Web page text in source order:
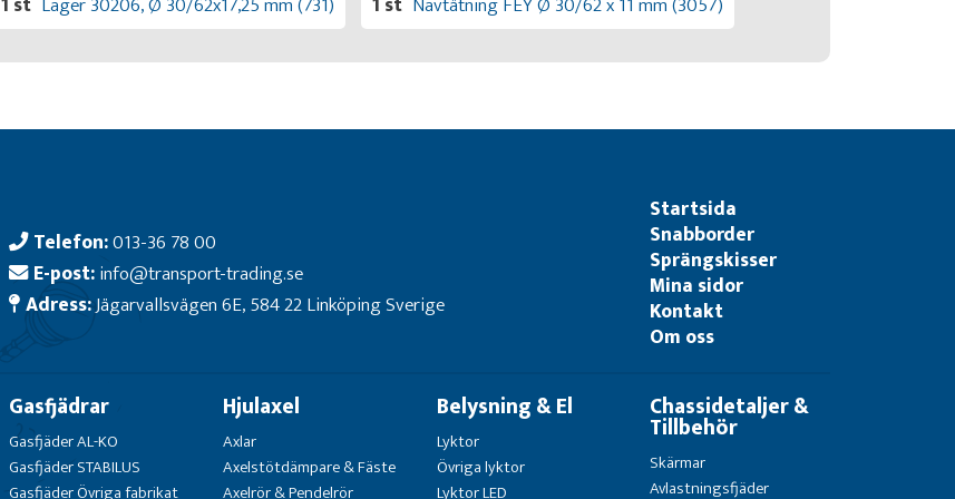
Telefon:013-36 78 00
E-post:info@transport-trading.se
Adress:Jägarvallsvägen 6E, 584 22 Linköping Sverige
Startsida
Snabborder
Sprängskisser
Mina sidor
Kontakt
Om oss
Gasfjädrar
Gasfjäder AL-KO
Gasfjäder STABILUS
Gasfjäder Övriga fabrikat
Hjulaxel
Axlar
Axelstötdämpare & Fäste
Axelrör & Pendelrör
Belysning & El
Lyktor
Övriga lyktor
Lyktor LED
Chassidetaljer &
Tillbehör
Skärmar
Avlastningsfjäder